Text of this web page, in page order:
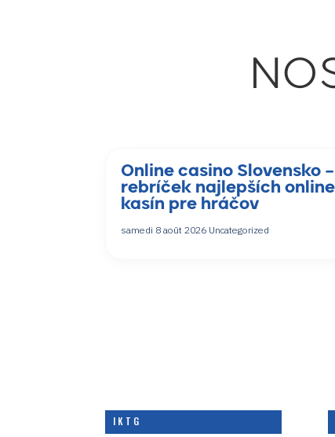
Online casino Slovensko –
rebríček najlepších online
kasín pre hráčov
samedi 8 août 2026 Uncategorized
I K T G